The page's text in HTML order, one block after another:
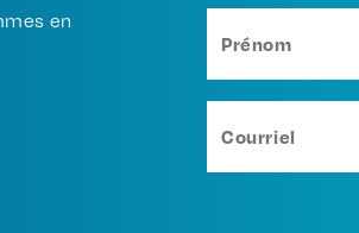
en